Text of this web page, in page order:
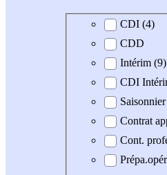
Type de contrat
CDI (4)
CDD
Intérim (9)
CDI
Saisonnier
Contrat
Cont.